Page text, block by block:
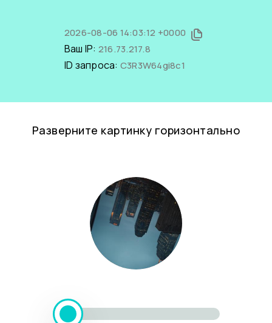
2026-08-06 14:03:12 +0000
Ваш IP: 216.73.217.8
ID запроса: C3R3W64gi8c1
Разверните картинку горизонтально